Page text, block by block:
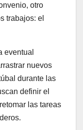
otro
trabajos: el
eventual
nuevos
durante las
definir el
las tareas